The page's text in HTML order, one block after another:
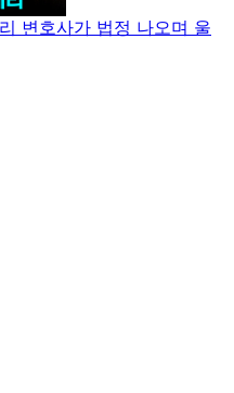
변호사가 법정 나오며 울